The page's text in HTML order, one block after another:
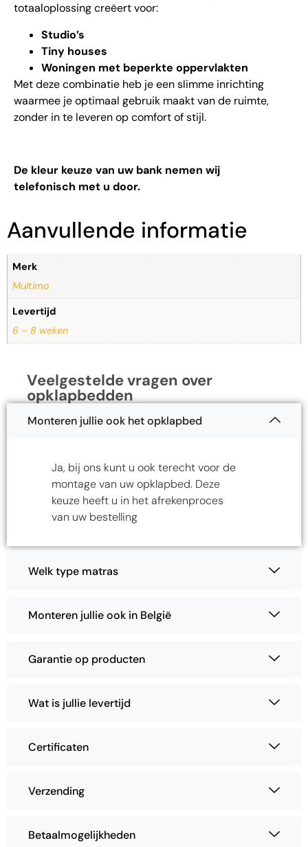
totaaloplossing creëert voor:
Studio’s
Tiny houses
Woningen met beperkte oppervlakten
Met deze combinatie heb je een slimme inrichting
waarmee je optimaal gebruik maakt van de ruimte,
zonder in te leveren op comfort of stijl.
De kleur keuze van uw bank nemen wij
telefonisch met u door.
Aanvullende informatie
Merk
Multimo
Levertijd
6 – 8 weken
Veelgestelde vragen over
opklapbedden
Monteren jullie ook het opklapbed
Ja, bij ons kunt u ook terecht voor de
montage van uw opklapbed. Deze
keuze heeft u in het afrekenproces
van uw bestelling
Welk type matras
Monteren jullie ook in België
Garantie op producten
Wat is jullie levertijd
Certificaten
Verzending
Betaalmogelijkheden